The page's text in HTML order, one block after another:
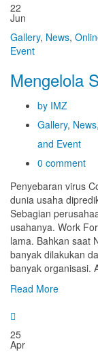
22
Jun
Gallery, News,
Event
Mengelola
by IMZ
Gallery, News,
and Event
0 comment
Penyebaran virus
dunia usaha
Sebagian
usahanya. Work
lama. Bahkan saat
banyak dilakukan
banyak organisasi.
Read More
25
Apr